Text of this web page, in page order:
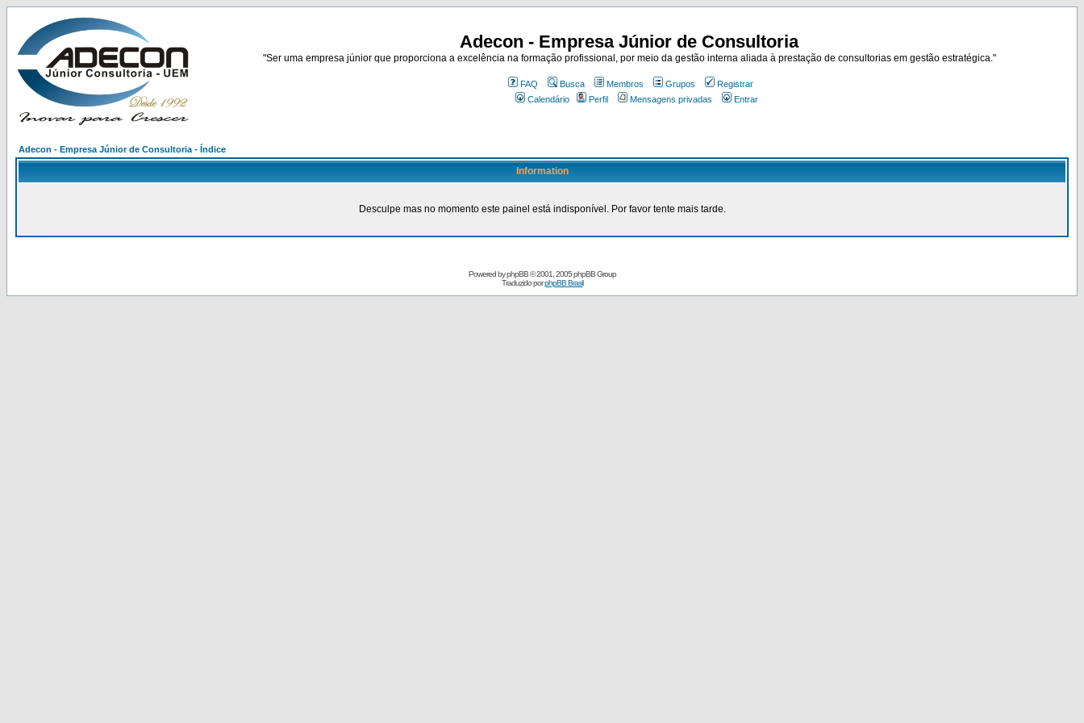
Adecon - Empresa Júnior de Consultoria
"Ser uma empresa júnior que proporciona a excelência na formação profissional, por meio da gestão interna aliada à prestação de consultorias em gestão estratégica."
FAQ Busca Membros Grupos
Registrar
Calendário
Perfil Mensagens privadas Entrar
Adecon - Empresa Júnior de Consultoria - Índice
Information
Desculpe mas no momento este painel está indisponível. Por favor tente mais tarde.
Powered byphpBB© 2001, 2005 phpBB Group
Traduzido porphpBB Brasil